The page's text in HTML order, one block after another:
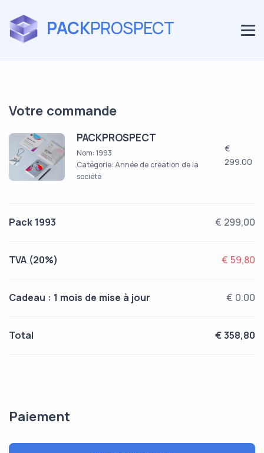
PACKPROSPECT
Votre commande
PACKPROSPECT
Nom: 1993
Catégorie: Année de création de la
société
€
299.00
Pack 1993 € 299,00
TVA (20%) € 59,80
Cadeau : 1 mois de mise à jour € 0.00
Total € 358,80
Paiement